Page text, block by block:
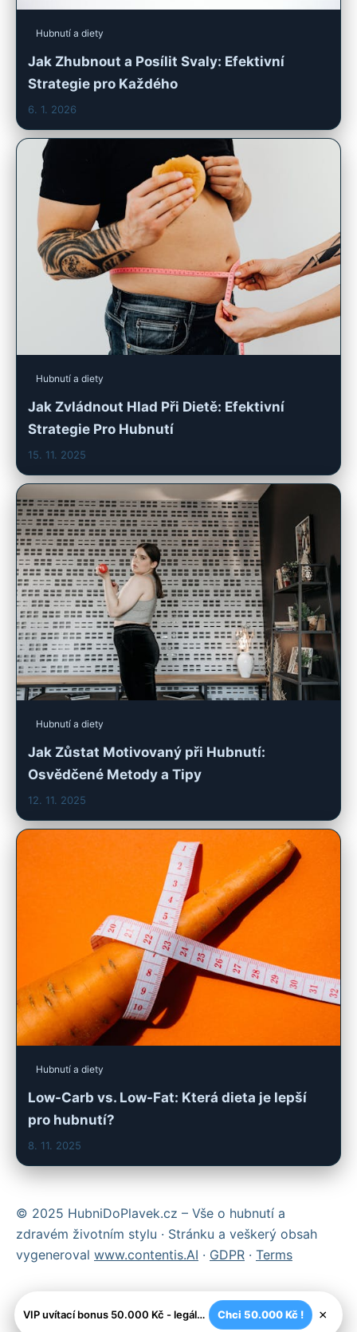
Hubnutí a diety
Jak Zhubnout a Posílit Svaly: Efektivní
Strategie pro Každého
6. 1. 2026
Hubnutí a diety
Jak Zvládnout Hlad Při Dietě: Efektivní
Strategie Pro Hubnutí
15. 11. 2025
Hubnutí a diety
Jak Zůstat Motivovaný při Hubnutí:
Osvědčené Metody a Tipy
12. 11. 2025
Hubnutí a diety
Low-Carb vs. Low-Fat: Která dieta je lepší
pro hubnutí?
8. 11. 2025
© 2025 HubniDoPlavek.cz – Vše o hubnutí a
zdravém životním stylu · Stránku a veškerý obsah
vygeneroval www.contentis.AI · GDPR · Terms
VIP uvítací bonus 50.000 Kč - legální české kasíno Chci 50.000 Kč ! ×